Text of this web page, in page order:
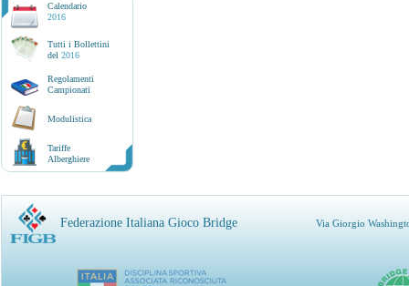
Calendario
2016
Tutti i Bollettini
del 2016
Regolamenti
Campionati
Modulistica
Tariffe
Alberghiere
Federazione Italiana Gioco Bridge Via Giorgio